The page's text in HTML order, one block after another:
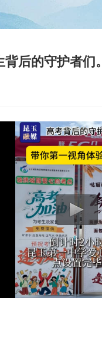
后的守护者们。